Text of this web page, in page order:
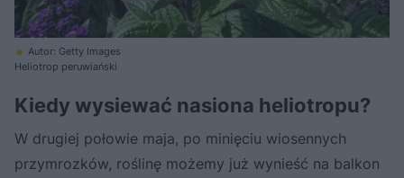
Autor: Getty Images
Heliotrop peruwiański
Kiedy wysiewać nasiona heliotropu?
W drugiej połowie maja, po minięciu wiosennych
przymrozków, roślinę możemy już wynieść na balkon